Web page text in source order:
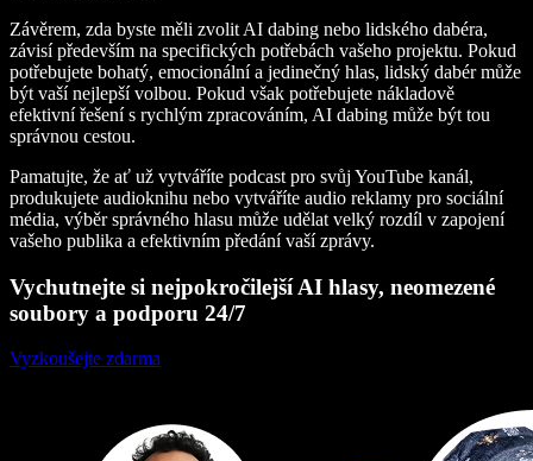
Závěrem, zda byste měli zvolit AI dabing nebo lidského dabéra,
závisí především na specifických potřebách vašeho projektu. Pokud
potřebujete bohatý, emocionální a jedinečný hlas, lidský dabér může
být vaší nejlepší volbou. Pokud však potřebujete nákladově
efektivní řešení s rychlým zpracováním, AI dabing může být tou
správnou cestou.
Pamatujte, že ať už vytváříte podcast pro svůj YouTube kanál,
produkujete audioknihu nebo vytváříte audio reklamy pro sociální
média, výběr správného hlasu může udělat velký rozdíl v zapojení
vašeho publika a efektivním předání vaší zprávy.
Vychutnejte si nejpokročilejší AI hlasy, neomezené
soubory a podporu 24/7
Vyzkoušejte zdarma